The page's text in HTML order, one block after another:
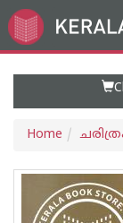
Go
to
Home